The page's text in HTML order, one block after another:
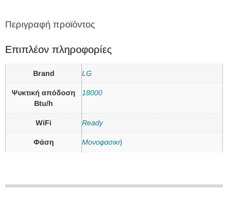
Περιγραφή προϊόντος
Επιπλέον πληροφορίες
Brand LG
Ψυκτική απόδοση
Btu/h
18000
WiFi Ready
Φάση Μονοφασική